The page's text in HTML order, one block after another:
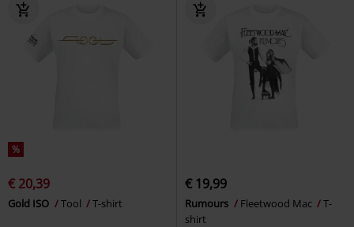
%
€ 20,39
Gold ISO Tool T-shirt
€ 19,99
Rumours Fleetwood Mac
T-
shirt